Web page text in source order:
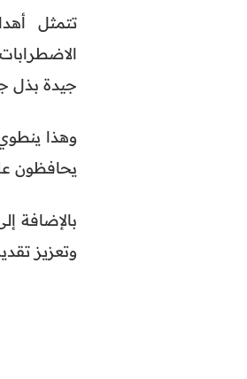
تتمثل
جيدة بذل
وهذا
يحافظون
بالإضافة
وتعزيز